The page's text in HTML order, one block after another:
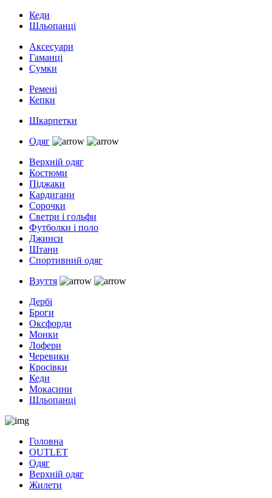
Кеди
Шльопанці
Аксесуари
Гаманці
Сумки
Ремені
Кепки
Шкарпетки
Одяг
Верхній одяг
Костюми
Піджаки
Кардигани
Сорочки
Светри і гольфи
Футболки і поло
Джинси
Штани
Спортивний одяг
Взуття
Дербі
Броги
Оксфорди
Монки
Лофери
Черевики
Кросівки
Кеди
Мокасини
Шльопанці
Головна
OUTLET
Одяг
Верхній одяг
Жилети